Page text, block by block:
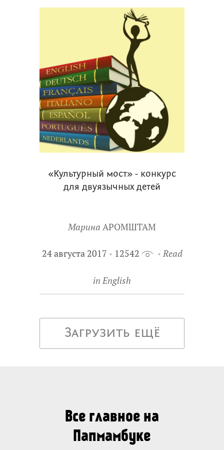
«Культурный мост» - конкурс
для двуязычных детей
Марина АРОМШТАМ
24 августа 2017 12542 Read
in English
Загрузить ещё
Все главное на
Папмамбуке